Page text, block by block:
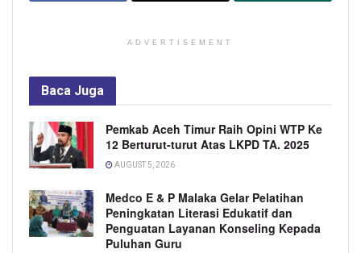
ADVERTISEMENT
Baca Juga
Pemkab Aceh Timur Raih Opini WTP Ke
12 Berturut-turut Atas LKPD TA. 2025
AUGUST 5, 2026
Medco E & P Malaka Gelar Pelatihan
Peningkatan Literasi Edukatif dan
Penguatan Layanan Konseling Kepada
Puluhan Guru